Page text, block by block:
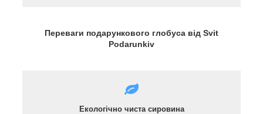
Переваги подарункового глобуса від Svit
Podarunkiv
Екологічно чиста сировина